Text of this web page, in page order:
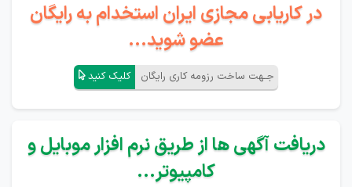
در کاریابی مجازی ایران استخدام به رایگان
عضو شوید...
جـهت ساخت رزومه کاری رایگان کلیک کنید
دریافت آگهی ها از طریق نرم افزار موبایل و
کامپیوتر...